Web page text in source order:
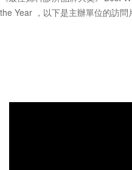
the Year ，以下是主辦單位的訪問